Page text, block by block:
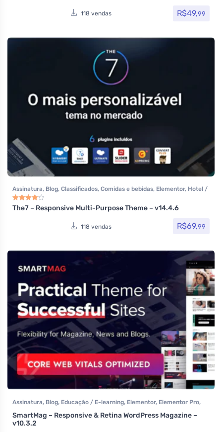
118 vendas R$49,99
Assinatura, Blog, Classificados, Comidas e bebidas, Elementor, Hotel /
Viagem, Loja Virtual
Saúde e Beleza, Tecnologia, Temas, Themeforest, Todos os itens
4.00de 5
The7 – Responsive Multi-Purpose Theme – v14.4.6
118 vendas R$69,99
Assinatura, Blog, Educação / E-learning, Elementor, Elementor Pro,
Multiuso , Portfolio Som e video, Tecnologia Temas Themeforest
Todos os itens
SmartMag – Responsive & Retina WordPress Magazine –
v10.3.2